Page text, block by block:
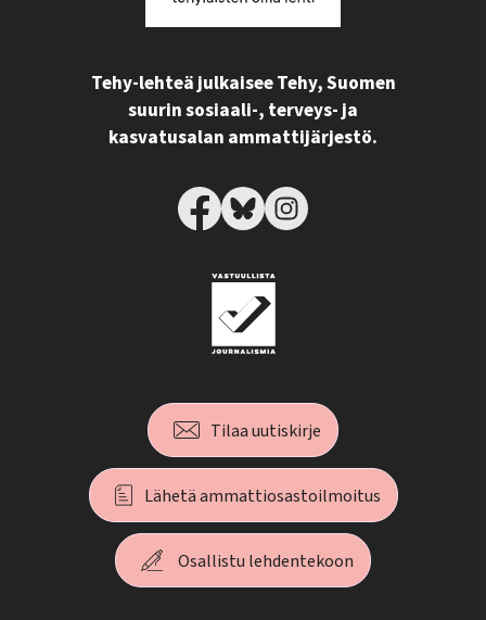
Tehy-lehteä julkaisee Tehy, Suomen
suurin sosiaali-, terveys- ja
kasvatusalan ammattijärjestö.
Tilaa uutiskirje
Lähetä ammattiosastoilmoitus
Osallistu lehdentekoon